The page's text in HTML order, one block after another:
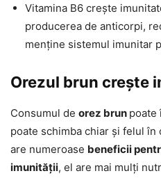
Vitamina B6 crește
producerea de anticorpi,
menține sistemul imunitar
Orezul brun crește
Consumul de orez brun poate
poate schimba chiar și felul
are numeroase beneficii
imunității, el are mai mulți